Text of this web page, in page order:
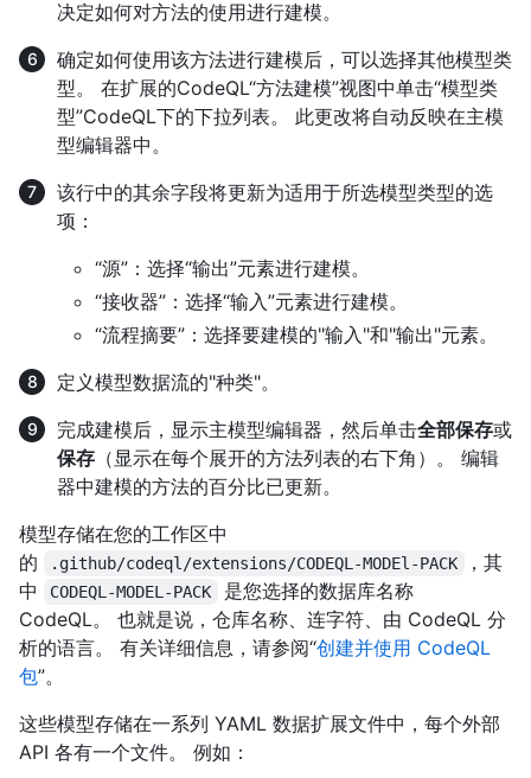
决定如何对方法的使用进行建模。
确定如何使用该方法进行建模后，可以选择其他模型类
型。 在扩展的CodeQL“方法建模”视图中单击“模型类
型”CodeQL下的下拉列表。 此更改将自动反映在主模
型编辑器中。
该行中的其余字段将更新为适用于所选模型类型的选
项：
“源”：选择“输出”元素进行建模。
“接收器”：选择“输入”元素进行建模。
“流程摘要”：选择要建模的"输入"和"输出"元素。
定义模型数据流的"种类"。
完成建模后，显示主模型编辑器，然后单击全部保存或
保存 （显示在每个展开的方法列表的右下角）。 编辑
器中建模的方法的百分比已更新。
模型存储在您的工作区中
的
.github/codeql/extensions/CODEQL-MODEl-PACK
，其
中
CODEQL-MODEL-PACK
是您选择的数据库名称
CodeQL。 也就是说，仓库名称、连字符、由 CodeQL 分
析的语言。 有关详细信息，请参阅“创建并使用 CodeQL
包”。
这些模型存储在一系列 YAML 数据扩展文件中，每个外部
API 各有一个文件。 例如：